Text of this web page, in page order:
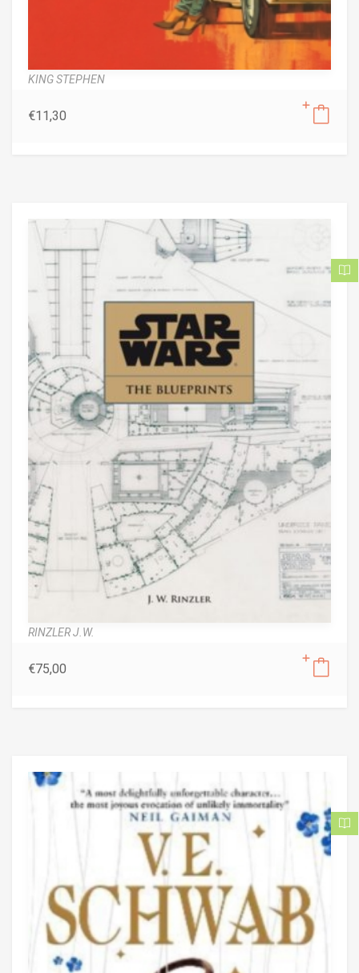
KING STEPHEN
€11,30
RINZLER J.W.
€75,00